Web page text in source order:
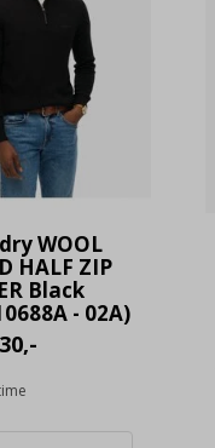
WOOL
HALF ZIP
Black
- 02A)